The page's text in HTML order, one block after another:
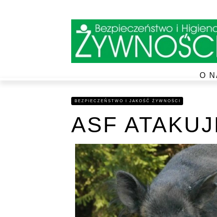
O
BEZPIECZEŃSTWO I JAKOŚĆ ŻYWNOŚCI
ASF